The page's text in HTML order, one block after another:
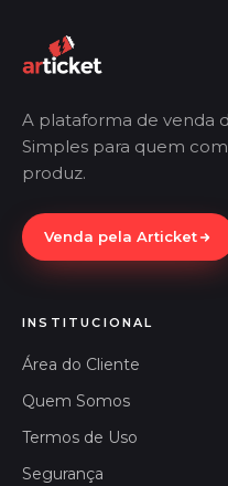
A plataforma de venda
Simples para quem
produz.
Venda pela Articket
INSTITUCIONAL
Área do Cliente
Quem Somos
Termos de Uso
Segurança